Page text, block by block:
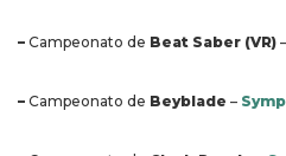
– Campeonato de Beat Saber (VR) –
– Campeonato de Beyblade –